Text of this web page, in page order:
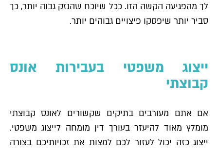
לך מהפגיעה הקשה הזו. ככל שיוכח שהנזק גבוה יותר, כך
סביר יותר שיפסקו פיצויים גבוהים יותר.
ייצוג משפטי בעבירות אונס
קבוצתי
אם אתם מעורבים בתיקים שקשורים לאונס קבוצתי
מומלץ מאוד להיעזר בעורך דין מומחה לייצוג משפטי.
ייצוג כזה יכול לעזור לכם למצות את זכויותיכם בצורה